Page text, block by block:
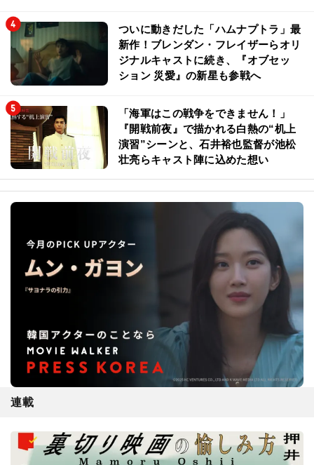
ついに動きだした「ハムナプトラ」最
新作！ブレンダン・フレイザーらオリ
ジナルキャストに続き、『オブセッ
ション 災愛』の新星も参戦へ
「海軍はこの戦争をできません！」
『開戦前夜』で描かれる白熱の“机上
演習”シーンと、石井裕也監督が池松
壮亮らキャスト陣に込めた想い
連載